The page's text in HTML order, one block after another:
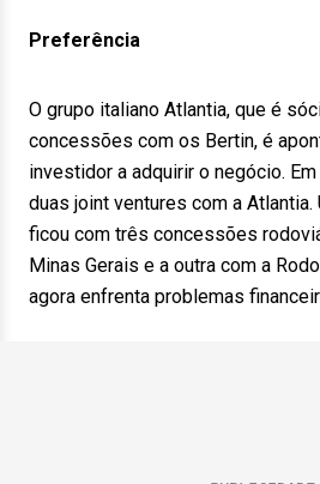
Preferência
O grupo italiano Atlantia, que é
concessões com os Bertin, é
investidor a adquirir o negócio.
duas joint ventures com a
ficou com três concessões
Minas Gerais e a outra com a
agora enfrenta problemas